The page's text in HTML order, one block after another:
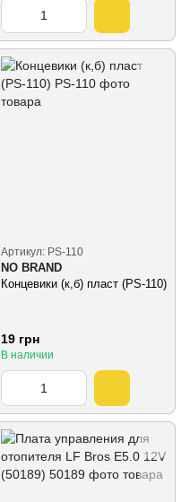
Артикул: PS-110
NO BRAND
Концевики (к,б) пласт (PS-110)
19 грн
В наличии